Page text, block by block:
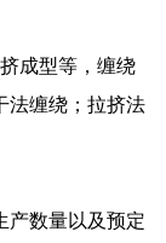
成型等，缠绕
法缠绕；拉挤法
数量以及预定